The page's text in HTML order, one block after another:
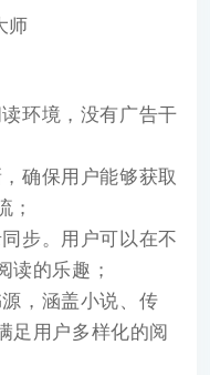
环境，没有广告干
确保用户能够获取
；
步。用户可以在不
读的乐趣；
，涵盖小说、传
足用户多样化的阅